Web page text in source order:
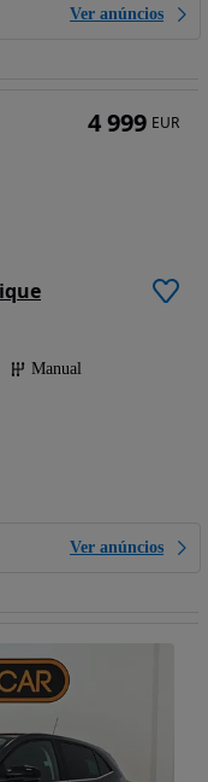
Ver anúncios
Manual
Ver anúncios
4 999 EUR